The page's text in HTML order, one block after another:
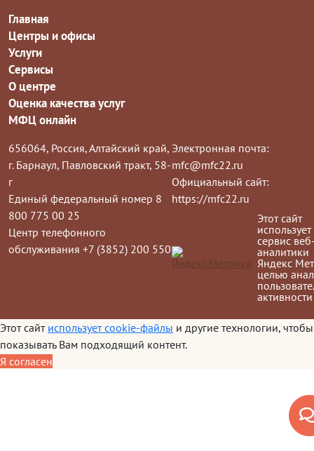
Главная
Центры и офисы
Услуги
Сервисы
О центре
Оценка качества услуг
МФЦ онлайн
656064, Россия, Алтайский край,
г. Барнаул, Павловский тракт, 58-
г
Единый федеральный номер 8
800 775 00 25
Центр телефонного
обслуживания +7 (3852) 200 550
Электронная почта:
mfc@mfc22.ru
Официальный сайт:
https://mfc22.ru
Этот сайт
использует
сервис
аналитики
Яндекс
целью
активности
Этот сайт использует cookie-файлы и другие технологии, чтобы
показывать Вам подходящий контент.
Я согласен